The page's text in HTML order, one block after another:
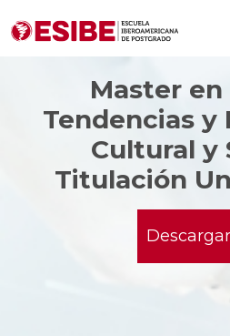
Master en
Tendencias y
Cultural y
Titulación